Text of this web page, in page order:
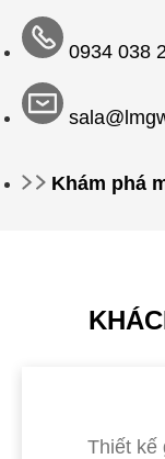
0934 038
Khám phá
Thiết kế